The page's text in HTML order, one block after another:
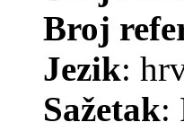
Broj
Jezik:
Sažetak: